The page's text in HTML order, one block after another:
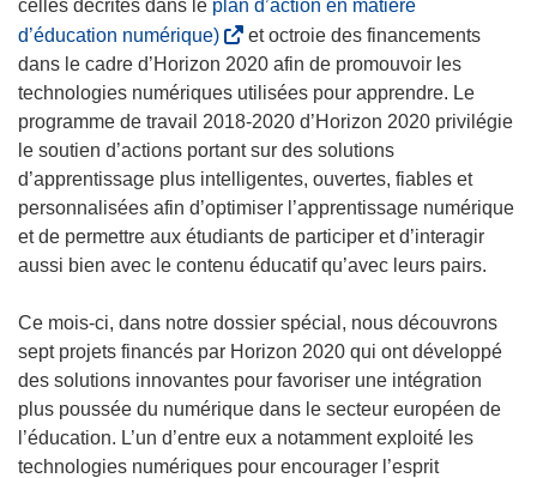
celles décrites dans le plan d’action en matière
d’éducation numérique)(
s
’
o
u
v
r
e
d
n
s
u
n
e
n
et octroie des financements
dans le cadre d’Horizon 2020 afin de promouvoir les
technologies numériques utilisées pour apprendre. Le
programme de travail 2018-2020 d’Horizon 2020 privilégie
le soutien d’actions portant sur des solutions
d’apprentissage plus intelligentes, ouvertes, fiables et
personnalisées afin d’optimiser l’apprentissage numérique
et de permettre aux étudiants de participer et d’interagir
aussi bien avec le contenu éducatif qu’avec leurs pairs.
Ce mois-ci, dans notre dossier spécial, nous découvrons
sept projets financés par Horizon 2020 qui ont développé
des solutions innovantes pour favoriser une intégration
plus poussée du numérique dans le secteur européen de
l’éducation. L’un d’entre eux a notamment exploité les
technologies numériques pour encourager l’esprit